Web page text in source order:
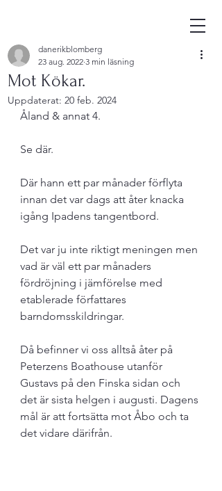
Mot Kökar.
danerikblomberg
23 aug. 2022 3 min läsning
Uppdaterat: 20 feb. 2024
Åland & annat 4.
Se där.
Där hann ett par månader förflyta
innan det var dags att åter knacka
igång Ipadens tangentbord.
Det var ju inte riktigt meningen men
vad är väl ett par månaders
fördröjning i jämförelse med
etablerade författares
barndomsskildringar.
Då befinner vi oss alltså åter på
Peterzens Boathouse utanför
Gustavs på den Finska sidan och
det är sista helgen i augusti. Dagens
mål är att fortsätta mot Åbo och ta
det vidare därifrån.